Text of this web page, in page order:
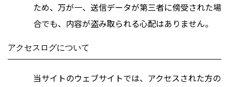
ため、万が一、送信データが第三者に傍受された場
合でも、内容が盗み取られる心配はありません。
アクセスログについて
当サイトのウェブサイトでは、アクセスされた方の